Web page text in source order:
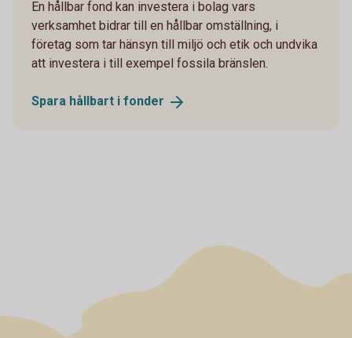
En hållbar fond kan investera i bolag vars
verksamhet bidrar till en hållbar omställning, i
företag som tar hänsyn till miljö och etik och undvika
att investera i till exempel fossila bränslen.
Spara hållbart i fonder